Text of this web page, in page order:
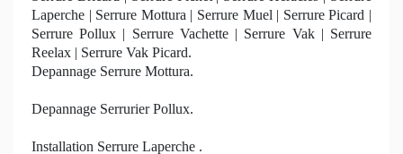
Laperche | Serrure Mottura | Serrure Muel | Serrure Picard |
Serrure Pollux | Serrure Vachette | Serrure Vak | Serrure
Reelax | Serrure Vak Picard.
Depannage Serrure Mottura.
Depannage Serrurier Pollux.
Installation Serrure Laperche .